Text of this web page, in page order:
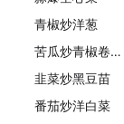
青椒炒洋葱
苦瓜炒青椒卷心菜
韭菜炒黑豆苗
番茄炒洋白菜